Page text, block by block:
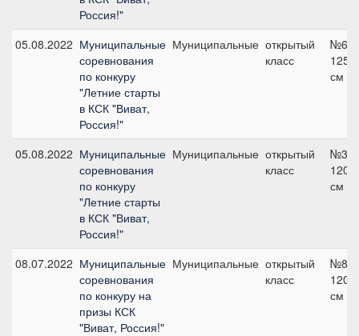
Россия!"
05.08.2022 Муниципальные
соревнования
по конкуру
"Летние старты
в КСК "Виват,
Россия!"
Муниципальные открытый
класс
№6,
125
см
05.08.2022 Муниципальные
соревнования
по конкуру
"Летние старты
в КСК "Виват,
Россия!"
Муниципальные открытый
класс
№3,
120
см
08.07.2022 Муниципальные
соревнования
по конкуру на
призы КСК
"Виват, Россия!"
Муниципальные открытый
класс
№8,
120
см